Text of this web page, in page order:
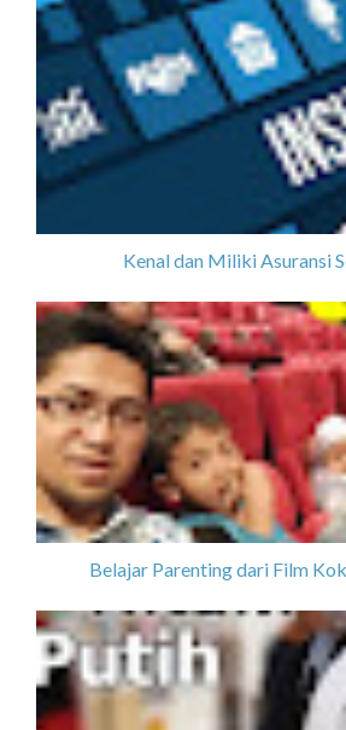
Kenal dan Miliki Asuransi
Belajar Parenting dari Film